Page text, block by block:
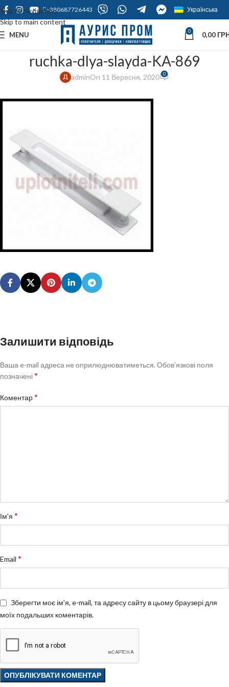
Skip to navigation
Skip to main content
+380687726443 Українська
MENU 0 0,00
ruchka-dlya-slayda-KA-869
adminOn 11 Вересня, 2020 0
Залишити відповідь
Ваша e-mail адреса не оприлюднюватиметься. Обов’язкові поля
позначені*
Коментар*
Ім'я *
Email *
Зберегти моє ім'я, e-mail, та адресу сайту в цьому браузері для
моїх подальших коментарів.